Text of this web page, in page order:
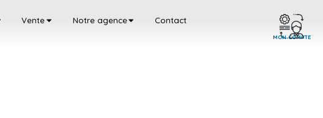
Vente Notre agence Contact
MON COMPTE